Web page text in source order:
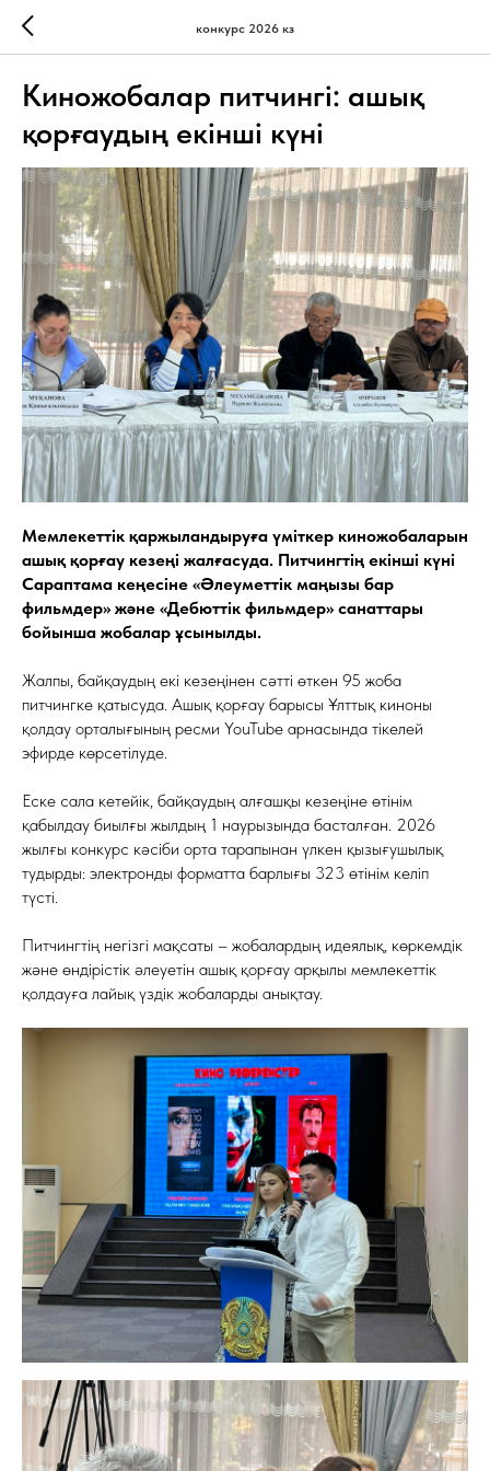
конкурс 2026 кз
Киножобалар питчингі: ашық
қорғаудың екінші күні
Мемлекеттік қаржыландыруға үміткер киножобаларын
ашық қорғау кезеңі жалғасуда. Питчингтің екінші күні
Сараптама кеңесіне «Әлеуметтік маңызы бар
фильмдер» және «Дебюттік фильмдер» санаттары
бойынша жобалар ұсынылды.
Жалпы, байқаудың екі кезеңінен сәтті өткен 95 жоба
питчингке қатысуда. Ашық қорғау барысы Ұлттық киноны
қолдау орталығының ресми YouTube арнасында тікелей
эфирде көрсетілуде.
Еске сала кетейік, байқаудың алғашқы кезеңіне өтінім
қабылдау биылғы жылдың 1 наурызында басталған. 2026
жылғы конкурс кәсіби орта тарапынан үлкен қызығушылық
тудырды: электронды форматта барлығы 323 өтінім келіп
түсті.
Питчингтің негізгі мақсаты – жобалардың идеялық, көркемдік
және өндірістік әлеуетін ашық қорғау арқылы мемлекеттік
қолдауға лайық үздік жобаларды анықтау.